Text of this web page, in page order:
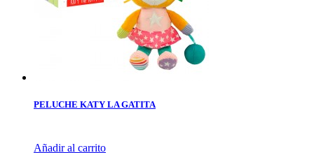
PELUCHE KATY LA GATITA
Añadir al carrito